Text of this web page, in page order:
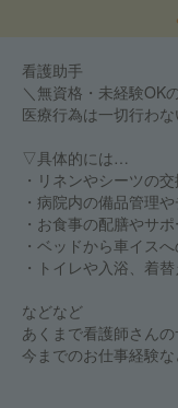
看護助手
＼無資格・未経験OK
医療行為は一切行わ
▽具体的には…
・リネンやシーツの交
・病院内の備品管理
・お食事の配膳やサポ
・ベッドから車イス
・トイレや入浴、着
などなど
あくまで看護師さんの
今までのお仕事経験